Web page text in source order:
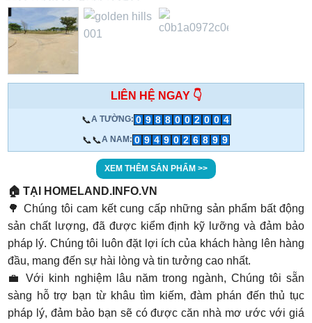
LIÊN HỆ NGAY 👇
📞A TƯỜNG: 0 9 8 8 0 0 2 0 0 4
📞📞A NAM: 0 9 4 9 0 2 6 8 9 9
XEM THÊM SẢN PHẨM >>
🏠 TẠI HOMELAND.INFO.VN
🌳 Chúng tôi cam kết cung cấp những sản phẩm bất động
sản chất lượng, đã được kiểm định kỹ lưỡng và đảm bảo
pháp lý. Chúng tôi luôn đặt lợi ích của khách hàng lên hàng
đầu, mang đến sự hài lòng và tin tưởng cao nhất.
💼 Với kinh nghiệm lâu năm trong ngành, Chúng tôi sẵn
sàng hỗ trợ bạn từ khâu tìm kiếm, đàm phán đến thủ tục
pháp lý, đảm bảo bạn sẽ có được căn nhà mơ ước với giá